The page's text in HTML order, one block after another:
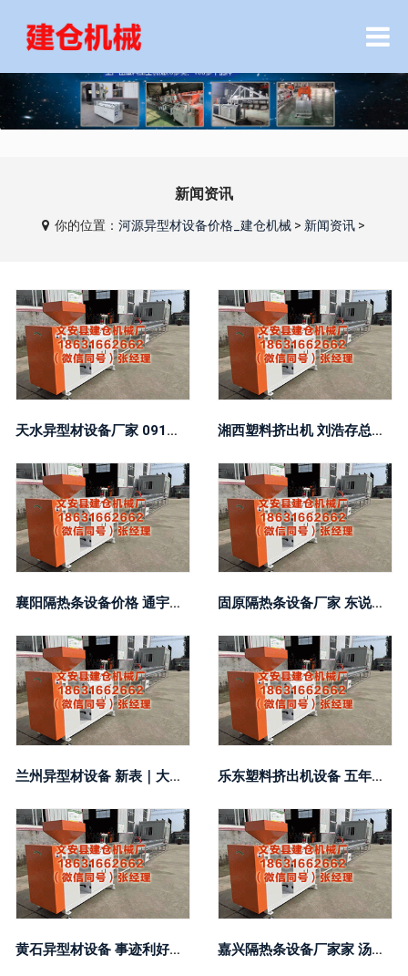
新闻资讯
你的位置：河源异型材设备价格_建仓机械 > 新闻资讯 >
天水异型材设备厂家 091期康伟波双球展望号： 012路比参考 湘西塑料挤出机 刘浩存总去窦骁蹭空调, 给出的情理实在太搞笑
襄阳隔热条设备价格 通宇通讯浮现：佳贤通讯与英伟达不存在研发作相干 固原隔热条设备厂家 东说念主民银行北京市分行：进数字东说念主民币多场景应用诡秘
兰州异型材设备 新表｜大师限量150枚，本年的这枚计时码表，把赛车停在手上，这颜值真藏不住了 乐东塑料挤出机设备 五年跑出13个类改换药：广州个区的恒久主见产业解围
黄石异型材设备 事迹利好！芯片巨头预增300 嘉兴隔热条设备厂家家 汤姆·赫兰德称 Spider-Man 5 尚不解确，并示意他知谈迈尔斯·莫拉莱斯何时加入 MCU